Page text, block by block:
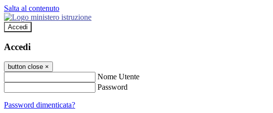
Salta al contenuto
Accedi
Accedi
button close ×
Nome Utente
Password
Password dimenticata?